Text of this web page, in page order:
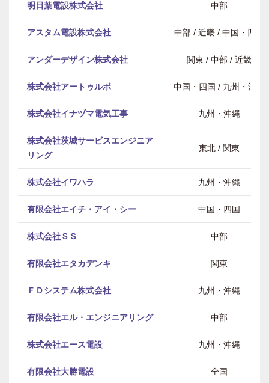
明日葉電設株式会社 中部
アスタム電設株式会社 中部 / 近畿 / 中国・四国
アンダーデザイン株式会社 関東 / 中部 / 近畿
株式会社アートゥルボ 中国・四国 / 九州・沖縄
株式会社イナヅマ電気工事 九州・沖縄
株式会社茨城サービスエンジニア
リング
東北 / 関東
株式会社イワハラ 九州・沖縄
有限会社エイチ・アイ・シー 中国・四国
株式会社ＳＳ 中部
有限会社エタカデンキ 関東
ＦＤシステム株式会社 九州・沖縄
有限会社エル・エンジニアリング 中部
株式会社エース電設 九州・沖縄
有限会社大勝電設 全国